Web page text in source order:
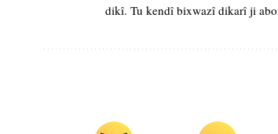
dikî. Tu kendî bixwazî dikarî ji